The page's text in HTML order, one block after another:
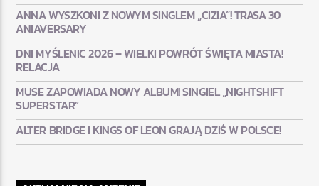
ANNA WYSZKONI Z NOWYM SINGLEM „CIZIA”! TRASA 30
ANIAVERSARY
DNI MYŚLENIC 2026 – WIELKI POWRÓT ŚWIĘTA MIASTA!
RELACJA
MUSE ZAPOWIADA NOWY ALBUM! SINGIEL „NIGHTSHIFT
SUPERSTAR”
ALTER BRIDGE I KINGS OF LEON GRAJĄ DZIŚ W POLSCE!